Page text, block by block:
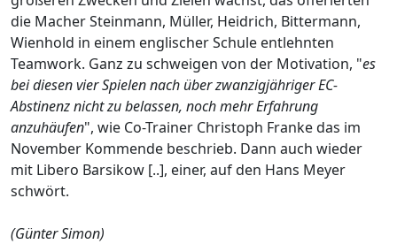
die Macher Steinmann, Müller, Heidrich, Bittermann,
Wienhold in einem englischer Schule entlehnten
Teamwork. Ganz zu schweigen von der Motivation, "es
bei diesen vier Spielen nach über zwanzigjähriger EC-
Abstinenz nicht zu belassen, noch mehr Erfahrung
anzuhäufen", wie Co-Trainer Christoph Franke das im
November Kommende beschrieb. Dann auch wieder
mit Libero Barsikow [..], einer, auf den Hans Meyer
schwört.
(Günter Simon)